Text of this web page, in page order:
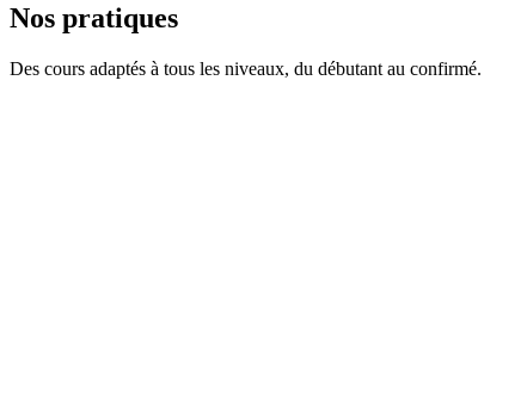
Nos pratiques
Des cours adaptés à tous les niveaux, du débutant au confirmé.